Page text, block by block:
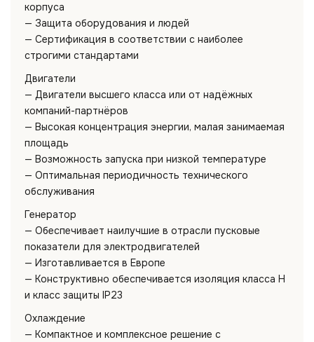
корпуса
— Защита оборудования и людей
— Сертификация в соответствии с наиболее
строгими стандартами
Двигатели
— Двигатели высшего класса или от надёжных
компаний-партнёров
— Высокая концентрация энергии, малая занимаемая
площадь
— Возможность запуска при низкой температуре
— Оптимальная периодичность технического
обслуживания
Генератор
— Обеспечивает наилучшие в отрасли пусковые
показатели для электродвигателей
— Изготавливается в Европе
— Конструктивно обеспечивается изоляция класса H
и класс защиты IP23
Охлаждение
— Компактное и комплексное решение с